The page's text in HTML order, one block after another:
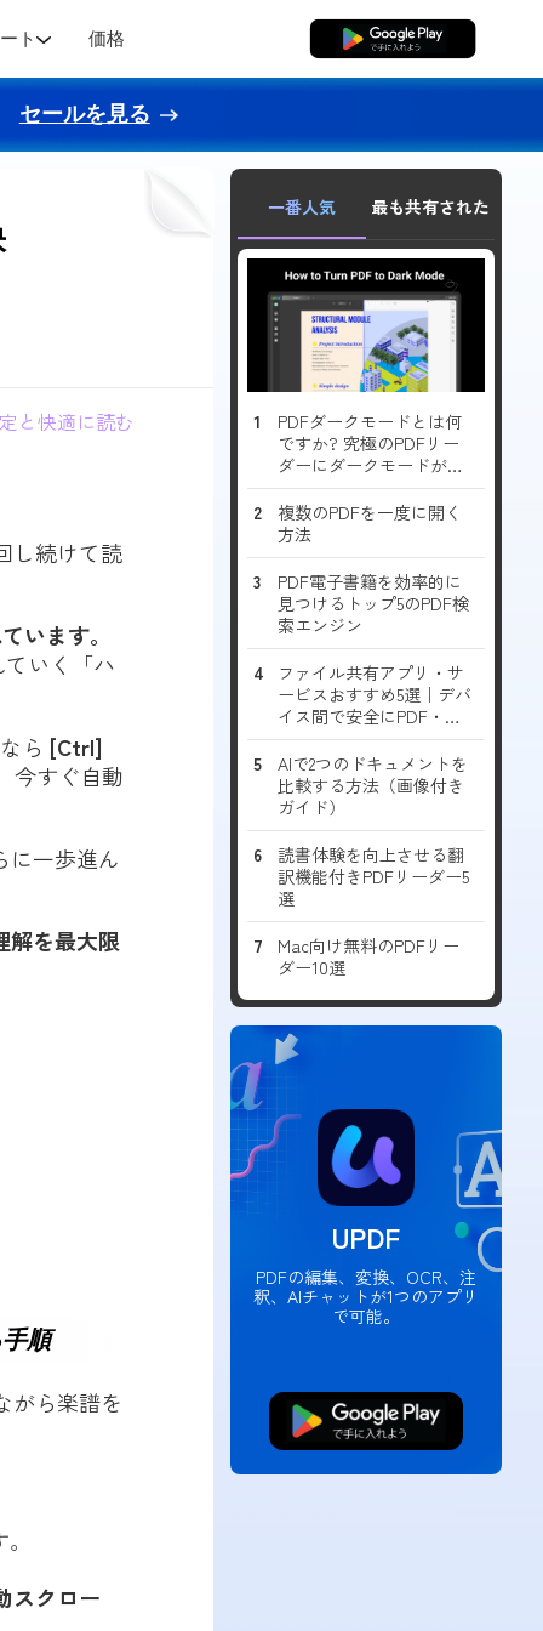
ト 価格 無料ダウンロード
セールを見る
と快適に読む
し続けて読
います。
いく「ハ
ら [Ctrl]
今すぐ自動
に一歩進ん
解を最大限
順
がら楽譜を
スクロー
一番人気 最も共有された
PDFダークモードとは何
ですか? 究極のPDFリー
ダーにダークモードが登
場！
複数のPDFを一度に開く
方法
PDF電子書籍を効率的に
見つけるトップ5のPDF検
索エンジン
ファイル共有アプリ・サ
ービスおすすめ5選｜デバ
イス間で安全にPDF・文
書を共有する方法
AIで2つのドキュメントを
比較する方法（画像付き
ガイド）
読書体験を向上させる翻
訳機能付きPDFリーダー5
選
Mac向け無料のPDFリー
ダー10選
UPDF
PDFの編集、変換、OCR、注
釈、AIチャットが1つのアプリ
で可能。
無料ダウンロード